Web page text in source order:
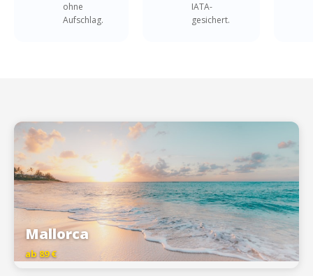
ohne
Aufschlag.
IATA-
gesichert.
Mallorca
ab 89 €